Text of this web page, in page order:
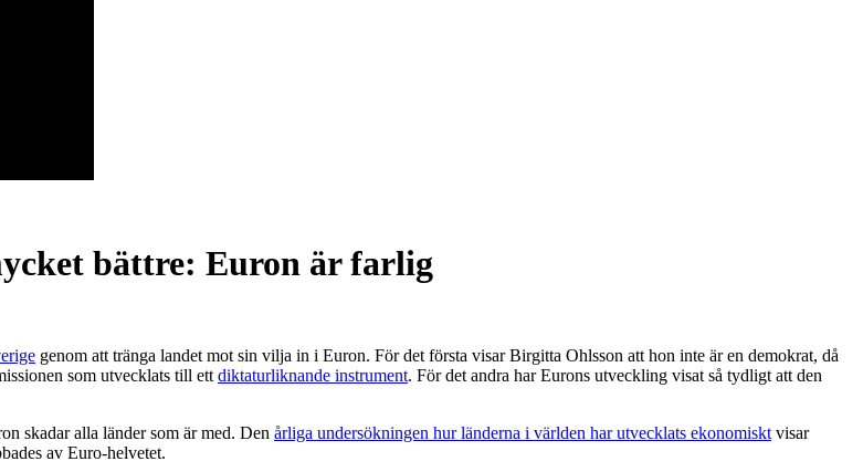
bättre: Euron är farlig
genom att tränga landet mot sin vilja in i Euron. För det första visar Birgitta Ohlsson att hon inte är en demokrat, då
som utvecklats till ett diktaturliknande instrument. För det andra har Eurons utveckling visat så tydligt att den
skadar alla länder som är med. Den årliga undersökningen hur länderna i världen har utvecklats ekonomiskt visar
av Euro-helvetet.